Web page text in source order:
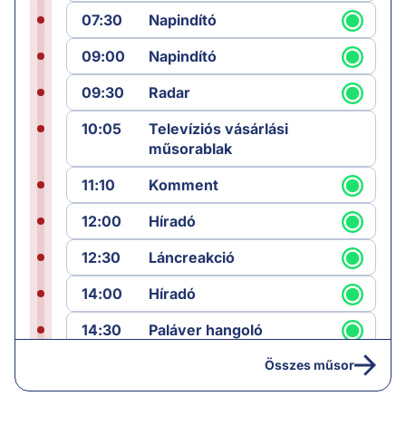
07:30
Napindító
09:00
Napindító
09:30
Radar
10:05
Televíziós vásárlási
műsorablak
11:10
Komment
12:00
Híradó
12:30
Láncreakció
14:00
Híradó
14:30
Paláver hangoló
Összes műsor